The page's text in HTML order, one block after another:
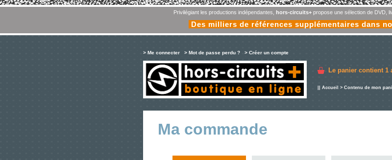
Privilégiant les productions indépendantes, hors-circuits+propose une sélection de DVD,
Des milliers de références supplémentaires dans
> Me connecter > Mot de passe perdu ? > Créer un compte
Le panier contient 1
Accueil > Contenu de mon
Ma commande